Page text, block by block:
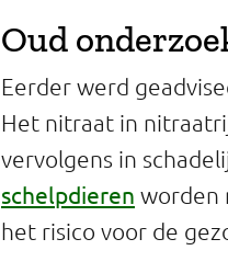
Oud
Eerder werd
Het nitraat in
vervolgens in
schelpdieren worden
het risico voor de